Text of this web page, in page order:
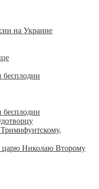
на Украине
бесплодии
бесплодии
царю Николаю Второму